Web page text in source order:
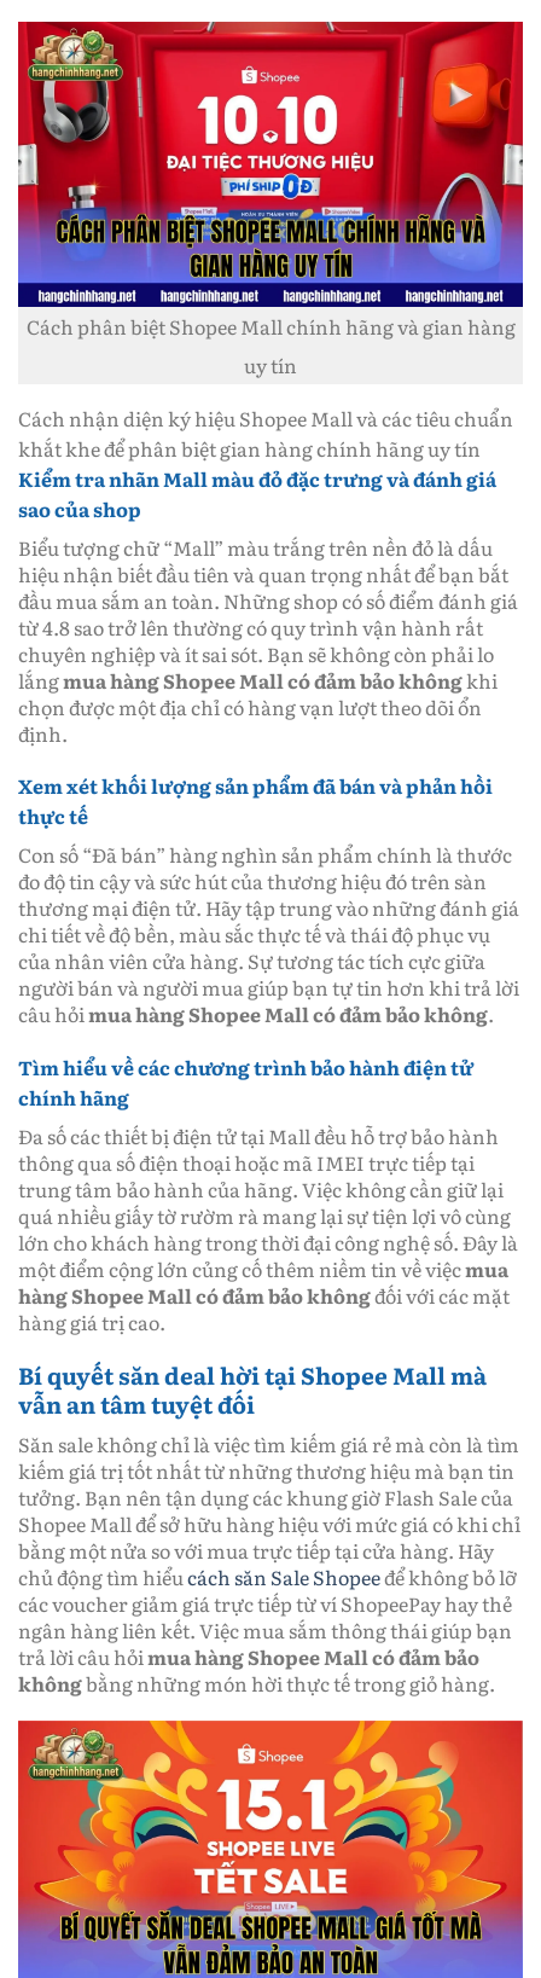
Cách phân biệt Shopee Mall chính hãng và gian hàng
uy tín
Cách nhận diện ký hiệu Shopee Mall và các tiêu chuẩn
khắt khe để phân biệt gian hàng chính hãng uy tín
Kiểm tra nhãn Mall màu đỏ đặc trưng và đánh giá
sao của shop
Biểu tượng chữ “Mall” màu trắng trên nền đỏ là dấu
hiệu nhận biết đầu tiên và quan trọng nhất để bạn bắt
đầu mua sắm an toàn. Những shop có số điểm đánh giá
từ 4.8 sao trở lên thường có quy trình vận hành rất
chuyên nghiệp và ít sai sót. Bạn sẽ không còn phải lo
lắngmua hàng Shopee Mall có đảm bảo khôngkhi
chọn được một địa chỉ có hàng vạn lượt theo dõi ổn
định.
Xem xét khối lượng sản phẩm đã bán và phản hồi
thực tế
Con số “Đã bán” hàng nghìn sản phẩm chính là thước
đo độ tin cậy và sức hút của thương hiệu đó trên sàn
thương mại điện tử. Hãy tập trung vào những đánh giá
chi tiết về độ bền, màu sắc thực tế và thái độ phục vụ
của nhân viên cửa hàng. Sự tương tác tích cực giữa
người bán và người mua giúp bạn tự tin hơn khi trả lời
câu hỏimua hàng Shopee Mall có đảm bảo không.
Tìm hiểu về các chương trình bảo hành điện tử
chính hãng
Đa số các thiết bị điện tử tại Mall đều hỗ trợ bảo hành
thông qua số điện thoại hoặc mã IMEI trực tiếp tại
trung tâm bảo hành của hãng. Việc không cần giữ lại
quá nhiều giấy tờ rườm rà mang lại sự tiện lợi vô cùng
lớn cho khách hàng trong thời đại công nghệ số. Đây là
một điểm cộng lớn củng cố thêm niềm tin về việcmua
hàng Shopee Mall có đảm bảo khôngđối với các mặt
hàng giá trị cao.
Bí quyết săn deal hời tại Shopee Mall mà
vẫn an tâm tuyệt đối
Săn sale không chỉ là việc tìm kiếm giá rẻ mà còn là tìm
kiếm giá trị tốt nhất từ những thương hiệu mà bạn tin
tưởng. Bạn nên tận dụng các khung giờ Flash Sale của
Shopee Mall để sở hữu hàng hiệu với mức giá có khi chỉ
bằng một nửa so với mua trực tiếp tại cửa hàng. Hãy
chủ động tìm hiểucách săn Sale Shopeeđể không bỏ lỡ
các voucher giảm giá trực tiếp từ ví ShopeePay hay thẻ
ngân hàng liên kết. Việc mua sắm thông thái giúp bạn
trả lời câu hỏimua hàng Shopee Mall có đảm bảo
khôngbằng những món hời thực tế trong giỏ hàng.